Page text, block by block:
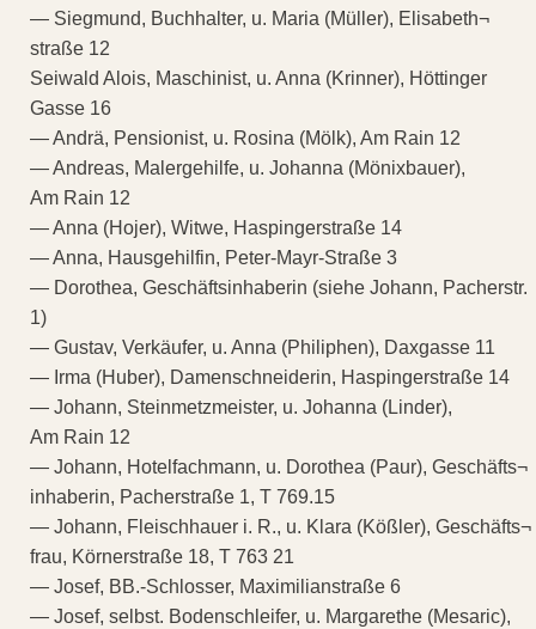
— Siegmund, Buchhalter, u. Maria (Müller), Elisabeth¬
straße 12
Seiwald Alois, Maschinist, u. Anna (Krinner), Höttinger
Gasse 16
— Andrä, Pensionist, u. Rosina (Mölk), Am Rain 12
— Andreas, Malergehilfe, u. Johanna (Mönixbauer),
Am Rain 12
— Anna (Hojer), Witwe, Haspingerstraße 14
— Anna, Hausgehilfin, Peter-Mayr-Straße 3
— Dorothea, Geschäftsinhaberin (siehe Johann, Pacherstr.
1)
— Gustav, Verkäufer, u. Anna (Philiphen), Daxgasse 11
— Irma (Huber), Damenschneiderin, Haspingerstraße 14
— Johann, Steinmetzmeister, u. Johanna (Linder),
Am Rain 12
— Johann, Hotelfachmann, u. Dorothea (Paur), Geschäfts¬
inhaberin, Pacherstraße 1, T 769.15
— Johann, Fleischhauer i. R., u. Klara (Kößler), Geschäfts¬
frau, Körnerstraße 18, T 763 21
— Josef, BB.-Schlosser, Maximilianstraße 6
— Josef, selbst. Bodenschleifer, u. Margarethe (Mesaric),